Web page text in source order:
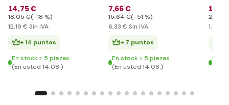
14,75 €
18,05 €(-18 %)
12,19 € Sin IVA
+ 14 puntos
En stock > 5 piezas
(En usted 14.08.)
7,66 €
15,64 €(-51 %)
6,33 € Sin IVA
+ 7 puntos
En stock > 5 piezas
(En usted 14.08.)
1
2,92 €
1,46 €
En
(En